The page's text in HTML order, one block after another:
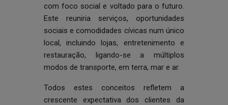
com foco social e voltado para o futuro.
Este reuniria serviços, oportunidades
sociais e comodidades cívicas num único
local, incluindo lojas, entretenimento e
restauração, ligando-se a múltiplos
modos de transporte, em terra, mar e ar.
Todos estes conceitos refletem a
crescente expectativa dos clientes da